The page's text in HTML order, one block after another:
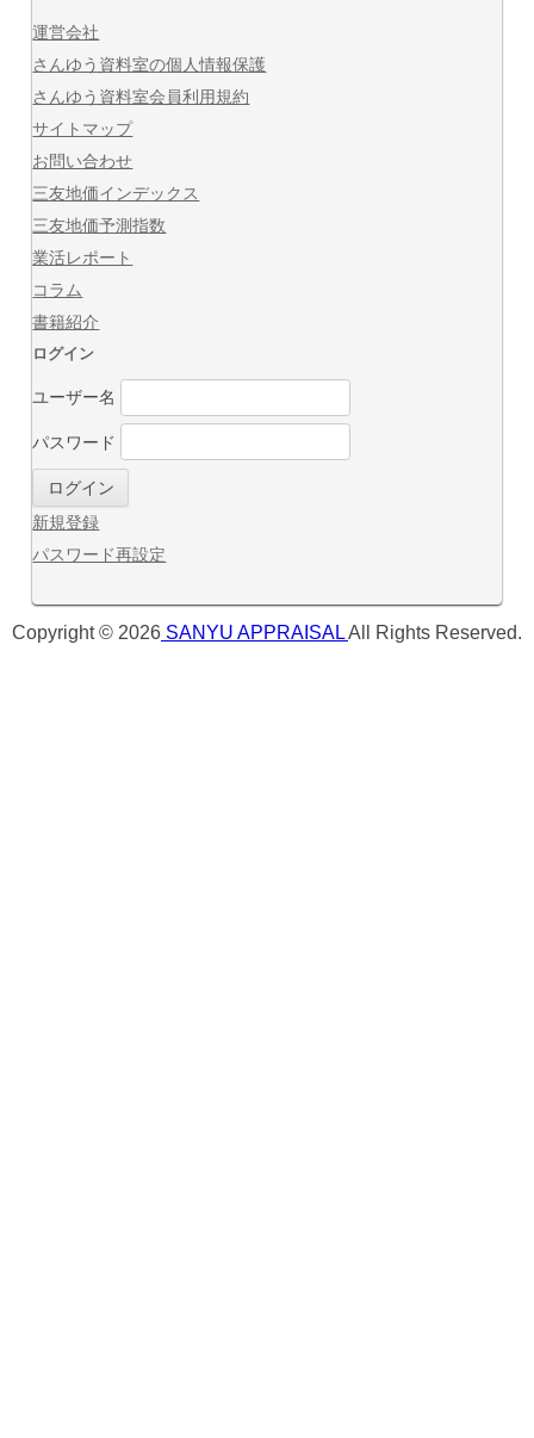
運営会社
さんゆう資料室の個人情報保護
さんゆう資料室会員利用規約
サイトマップ
お問い合わせ
三友地価インデックス
三友地価予測指数
業活レポート
コラム
書籍紹介
ログイン
ユーザー名
パスワード
新規登録
パスワード再設定
Copyright © 2026 SANYU APPRAISALAll Rights Reserved.